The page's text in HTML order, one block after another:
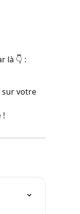
là 👇 :
!